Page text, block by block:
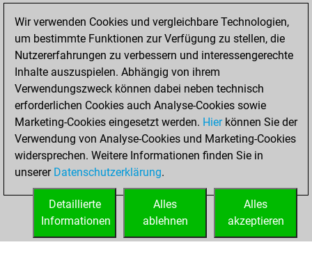
You played 8
bullet games
Play
You scored +0
=2 -6 in bullet
Donnerstag, Mai
7, 2026
You played 3
slow games
Play
You scored +0
=1 -2 in slow games
Wir verwenden Cookies und vergleichbare Technologien,
um bestimmte Funktionen zur Verfügung zu stellen, die
Nutzererfahrungen zu verbessern und interessengerechte
Inhalte auszuspielen. Abhängig von ihrem
Verwendungszweck können dabei neben technisch
erforderlichen Cookies auch Analyse-Cookies sowie
Marketing-Cookies eingesetzt werden. Hierkönnen Sie der
Verwendung von Analyse-Cookies und Marketing-Cookies
widersprechen. Weitere Informationen finden Sie in
unserer Datenschutzerklärung.
Alles
akzeptieren
Alles
ablehnen
Detaillierte
Informationen